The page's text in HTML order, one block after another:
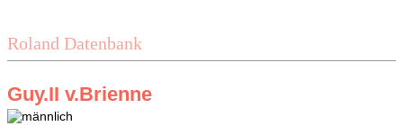
Roland Datenbank
Guy.II v.Brienne